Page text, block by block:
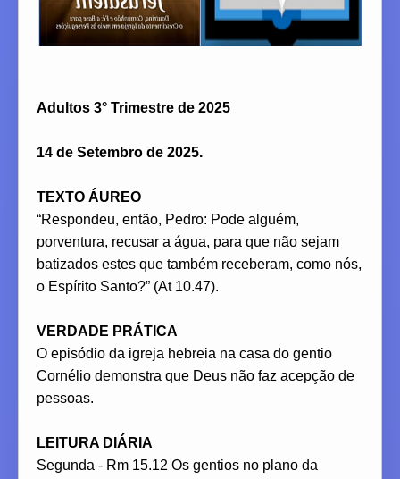
Adultos 3° Trimestre de 2025
14 de Setembro de 2025.
TEXTO ÁUREO
“Respondeu, então, Pedro: Pode alguém,
porventura, recusar a água, para que não sejam
batizados estes que também receberam, como nós,
o Espírito Santo?” (At 10.47).
VERDADE PRÁTICA
O episódio da igreja hebreia na casa do gentio
Cornélio demonstra que Deus não faz acepção de
pessoas.
LEITURA DIÁRIA
Segunda - Rm 15.12 Os gentios no plano da